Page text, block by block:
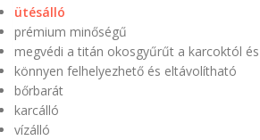
ütésálló
prémium minőségű
megvédi a titán okosgyűrűt a karcoktól
könnyen felhelyezhető és eltávolítható
bőrbarát
karcálló
vízálló